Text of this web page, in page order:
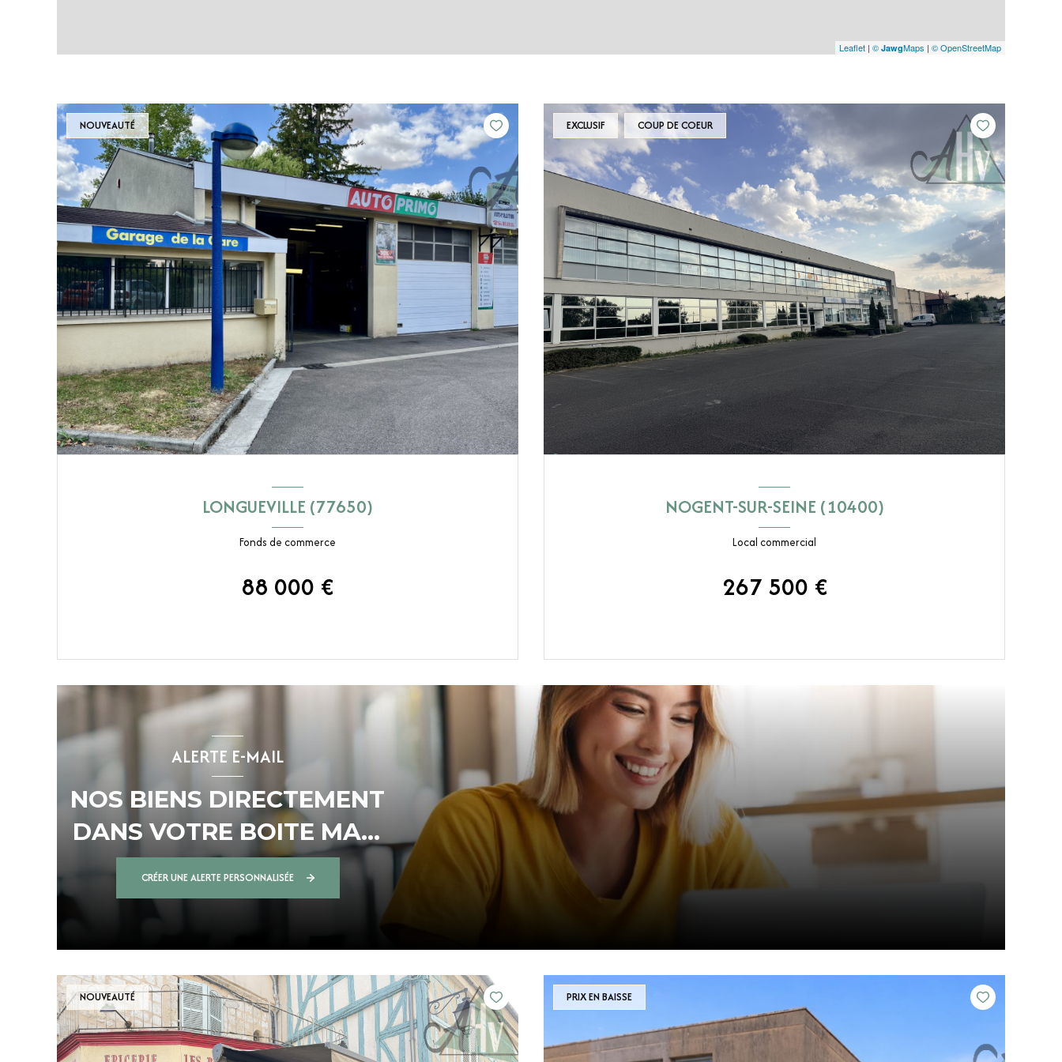
Leaflet | © JawgMaps | © OpenStreetMap
NOUVEAUTÉ
LONGUEVILLE (77650)
Fonds de commerce
88 000 €
EXCLUSIF COUP DE COEUR
NOGENT-SUR-SEINE (10400)
Local commercial
267 500 €
ALERTE E-MAIL
NOS BIENS DIRECTEMENT
DANS VOTRE BOITE MAIL
!
CRÉER UNE ALERTE PERSONNALISÉE
NOUVEAUTÉ PRIX EN BAISSE